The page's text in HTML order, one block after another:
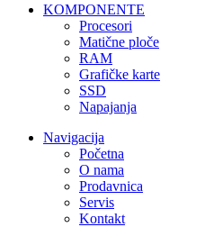
KOMPONENTE
Procesori
Matične ploče
RAM
Grafičke karte
SSD
Napajanja
Navigacija
Početna
O nama
Prodavnica
Servis
Kontakt